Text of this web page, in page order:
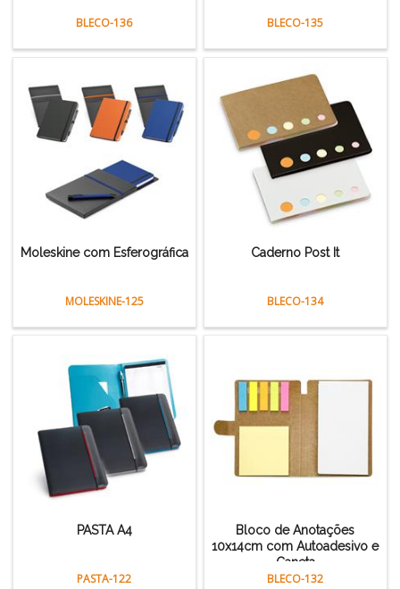
BLECO-136 BLECO-135
Moleskine com Esferográfica
MOLESKINE-125
Caderno Post It
BLECO-134
PASTA A4
PASTA-122
Bloco de Anotações
10x14cm com Autoadesivo e
Caneta
BLECO-132